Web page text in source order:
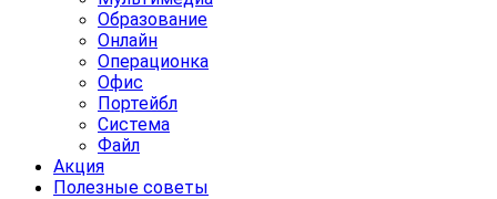
Образование
Онлайн
Операционка
Офис
Портейбл
Система
Файл
Акция
Полезные советы